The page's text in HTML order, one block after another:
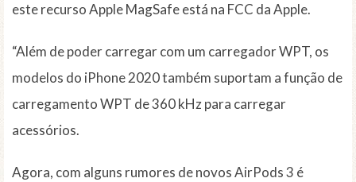
este recurso Apple MagSafe está na FCC da Apple.
“Além de poder carregar com um carregador WPT, os
modelos do iPhone 2020 também suportam a função de
carregamento WPT de 360 kHz para carregar
acessórios.
Agora, com alguns rumores de novos AirPods 3 é